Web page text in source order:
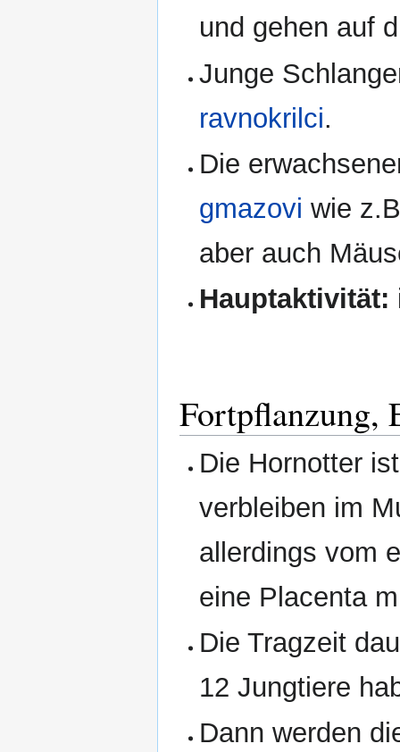
und gehen auf
Junge
ravnokrilci.
Die
gmazovi wie
aber auch
Hauptaktivität:
Fortpflanzung,
Die Hornotter
verbleiben im
allerdings vom
eine Placenta
Die Tragzeit
12 Jungtiere
Dann werden